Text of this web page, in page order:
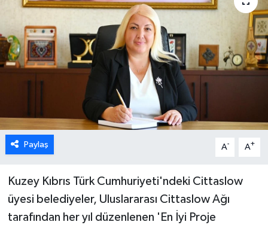
Paylaş A- A+
Kuzey Kıbrıs Türk Cumhuriyeti'ndeki Cittaslow
üyesi belediyeler, Uluslararası Cittaslow Ağı
tarafından her yıl düzenlenen 'En İyi Proje
GİRNE
GÜNDEM
GÜNEY KIBRIS
İÇ HABERLER
KÜLTÜR SANAT
LAPTA
LEFKOŞA